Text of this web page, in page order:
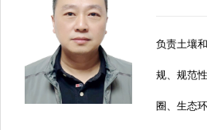
负责土壤
规、规范
圈、生态